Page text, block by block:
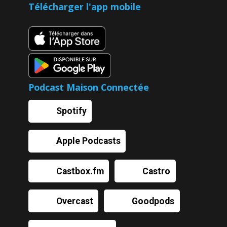
Télécharger l'app mobile
Podcast Maison Connectée
Spotify
Apple Podcasts
Castbox.fm Castro
Overcast Goodpods